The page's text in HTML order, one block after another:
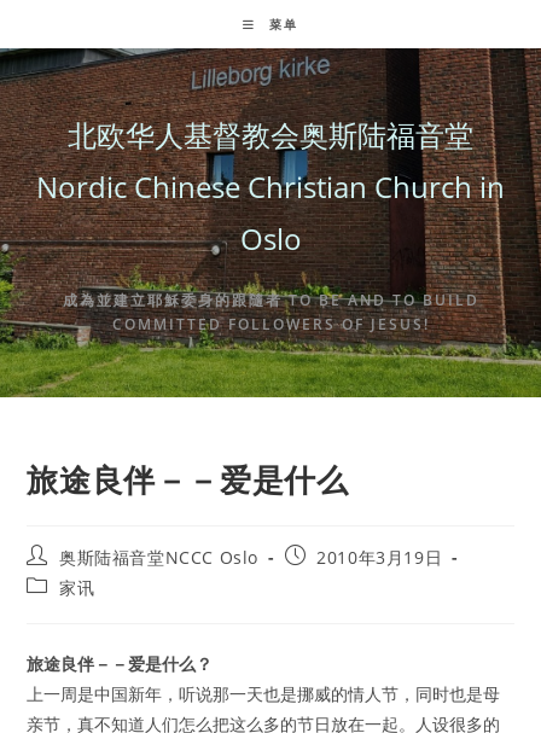
to
content
菜单
北欧华人基督教会奥斯陆福音堂
Nordic Chinese Christian Church in
Oslo
成為並建立耶穌委身的跟隨者 TO BE AND TO BUILD
COMMITTED FOLLOWERS OF JESUS!
旅途良伴－－爱是什么
Post
author:
奥斯陆福音堂NCCC Oslo
Post2010年3月19日
Post家讯
旅途良伴－－爱是什么？
上一周是中国新年，听说那一天也是挪威的情人节，同时也是母
亲节，真不知道人们怎么把这么多的节日放在一起。人设很多的